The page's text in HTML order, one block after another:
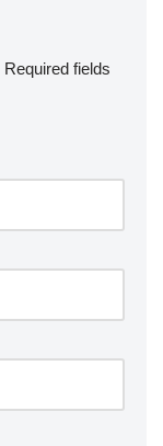
Required fields